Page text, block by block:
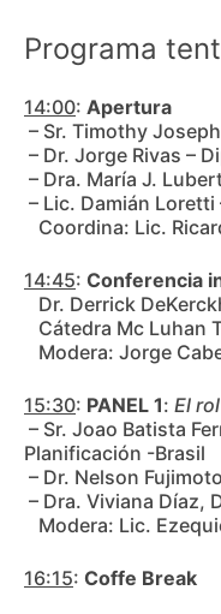
Programa
14:00: Apertura
– Sr. Timothy
– Dr. Jorge Rivas –
– Dra. María J.
– Lic. Damián Loretti
Coordina: Lic.
14:45: Conferencia
Dr. Derrick
Cátedra Mc Luhan
Modera: Jorge
15:30: PANEL 1: El
– Sr. Joao Batista
Planificación -Brasil
– Dr. Nelson
– Dra. Viviana Díaz,
Modera: Lic.
16:15: Coffe Break